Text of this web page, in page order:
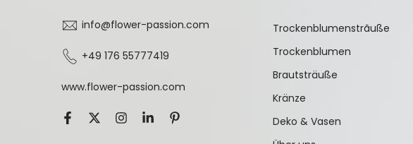
info@flower-passion.com
+49 176 55777419
www.flower-passion.com
Trockenblumenstrãuße
Trockenblumen
Brautsträuße
Kränze
Deko & Vasen